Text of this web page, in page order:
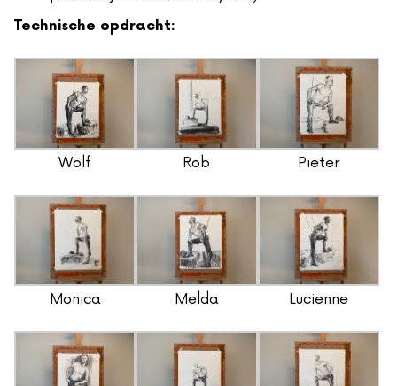
Technische opdracht:
Wolf Rob Pieter
Monica Melda Lucienne